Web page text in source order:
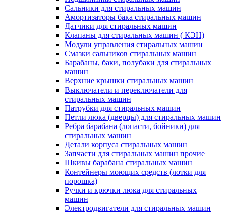
Сальники для стиральных машин
Амортизаторы бака стиральных машин
Датчики для стиральных машин
Клапаны для стиральных машин ( КЭН)
Модули управления стиральных машин
Смазки сальников стиральных машин
Барабаны, баки, полубаки для стиральных
машин
Верхние крышки стиральных машин
Выключатели и переключатели для
стиральных машин
Патрубки для стиральных машин
Петли люка (дверцы) для стиральных машин
Ребра барабана (лопасти, бойники) для
стиральных машин
Детали корпуса стиральных машин
Запчасти для стиральных машин прочие
Шкивы барабана стиральных машин
Контейнеры моющих средств (лотки для
порошка)
Ручки и крючки люка для стиральных
машин
Электродвигатели для стиральных машин